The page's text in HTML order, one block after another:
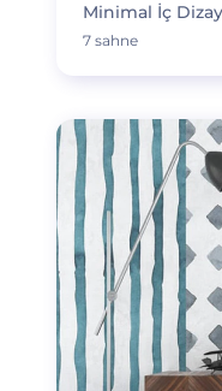
Minimal İç
7 sahne